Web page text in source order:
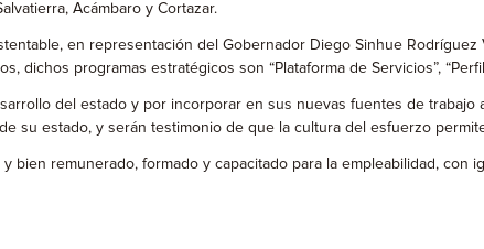
Acámbaro y Cortazar.
en representación del Gobernador Diego Sinhue
programas estratégicos son “Plataforma de Servicios”,
del estado y por incorporar en sus nuevas fuentes de
su estado, y serán testimonio de que la cultura del esfuerzo
bien remunerado, formado y capacitado para la empleabilidad, con